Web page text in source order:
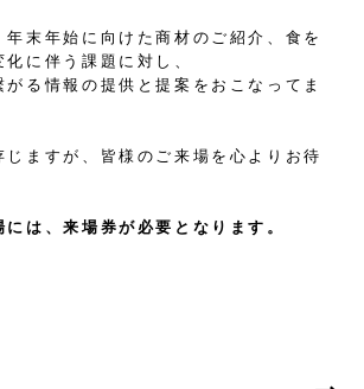
年末年始に向けた商材のご紹介、食を
に伴う課題に対し、
る情報の提供と提案をおこなってま
じますが、皆様の ご来場を心よりお待
は、来場券が必要となります。